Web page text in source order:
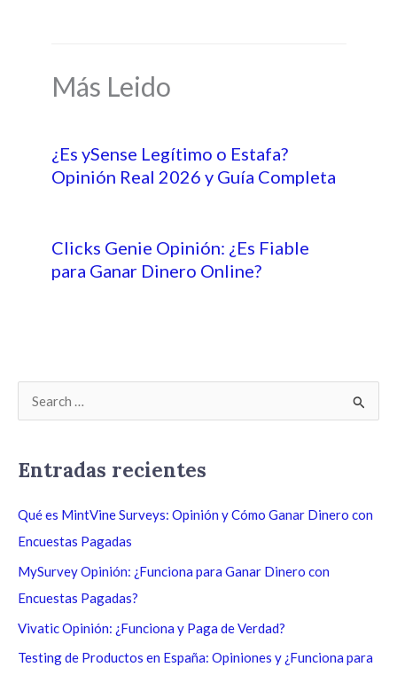
Más Leido
¿Es ySense Legítimo o Estafa?
Opinión Real 2026 y Guía Completa
Clicks Genie Opinión: ¿Es Fiable
para Ganar Dinero Online?
a
r
p
o
Entradas recientes
Qué es MintVine Surveys: Opinión y Cómo Ganar Dinero con
Encuestas Pagadas
MySurvey Opinión: ¿Funciona para Ganar Dinero con
Encuestas Pagadas?
Vivatic Opinión: ¿Funciona y Paga de Verdad?
Testing de Productos en España: Opiniones y ¿Funciona para